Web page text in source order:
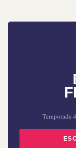
Temporada